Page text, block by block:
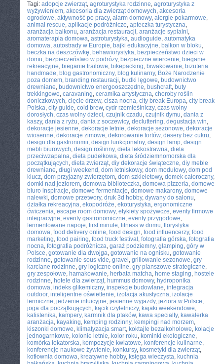
Tagi: adopcje zwierząt, agroturystyka rodzinne, agroturystyka z
wyżywieniem, akcesoria dla zwierząt domowych, akcesoria
ogrodowe, aktywność po pracy, alarm domowy, alergie pokarmowe,
animal rescue, aplikacje podróżnicze, apteczka turystyczna,
aranżacja balkonu, aranżacja restauracji, aranżacje sypialni,
aromaterapia domowa, astroturystyka, audioguide, automatyka
domowa, autostrady w Europie, bajki edukacyjne, balkon w bloku,
beczka na deszczówkę, behawiorystyka, bezpieczeństwo dzieci w
domu, bezpieczeństwo w podróży, bezpieczne wiercenie, bieganie
rekreacyjne, bieganie trailowe, bikepacking, biwakowanie, bizuteria
handmade, blog gastronomiczny, blog kulinarny, Boże Narodzenie
poza domem, branding restauracji, budki lęgowe, budownictwo
drewniane, budownictwo energooszczędne, bushcraft, buty
trekkingowe, caravaning, ceramika artystyczna, choroby roślin
doniczkowych, cięcie drzew, cisza nocna, city break Europa, city break
Polska, city guide, cold brew, cydr rzemieślniczy, czas wolny
dorosłych, czas wolny dzieci, czujnik czadu, czujnik dymu, dania z
kaszy, dania z ryżu, dania z soczewicy, decluttering, degustacja win,
dekoracje jesienne, dekoracje letnie, dekoracje sezonowe, dekoracje
wiosenne, dekoracje zimowe, dekorowanie tortów, desery bez cukru,
design dla gastronomii, design funkcjonalny, design lamp, design
mebli biurowych, design roślinny, dieta lekkostrawna, dieta
przeciwzapalna, dieta pudełkowa, dieta śródziemnomorska dla
początkujących, dieta zwierząt, diy dekoracje świąteczne, diy meble
drewniane, długi weekend , dom letniskowy, dom modułowy, dom pod
klucz, dom przyjazny zwierzętom, dom szkieletowy, domek całoroczny,
domki nad jeziorem, domowa biblioteczka, domowa pizzeria, domowe
biuro inspiracje, domowe fermentacje, domowe makarony, domowe
nalewki, domowe przetwory, druk 3d hobby, dywany do salonu,
działka rekreacyjna, ekopodróże, ekoturystyka, ergonomiczne
ćwiczenia, escape room domowy, etykiety spożywcze, eventy firmowe
integracyjne, eventy gastronomiczne, eventy przygodowe,
fermentowane napoje, first minute, fitness w domu, florystyka
domowa, food delivery online, food design, food influencerzy, food
marketing, food pairing, food truck festival , fotografia górska, fotografia
nocna, fotografia podróżnicza, garaż podziemny, glamping, góry w
Polsce, gotowanie dla dwojga, gotowanie na ognisku, gotowanie
rodzinne, gotowanie sous vide, gravel , grillowanie sezonowe, gry
karciane rodzinne, gry logiczne online, gry planszowe strategiczne,
gry zespołowe, hamakowanie, herbata matcha, home staging, hostele
rodzinne, hotele dla zwierząt, hummus domowy, hydroponika
domowa, indeks glikemiczny, inspekcje budowlane, integracja
outdoor, inteligentne oświetlenie, izolacja akustyczna, izolacje
termiczne, jedzenie intuicyjne, jesienne wyjazdy, jeziora w Polsce,
joga dla początkujących, kącik czytelniczy, kajaki weekendowe,
kalistenika, kampery, karmnik dla ptaków, kawa specialty, kawalerka
aranżacja, kayaking, kemping rodzinny, kempingi nad morzem,
kiszonki domowe, klimatyzacja smart, koktajle bezalkoholowe, kolacje
jednogarnkowe, kolonie letnie, kolor roku, kominki ekologiczne,
komórka lokatorska, kompozycje kwiatowe, konferencje kulinarne,
konferencje naukowe żywienie, konkursy, kosmetyki dla zwierząt,
kotłownia domowa, kreatywne hobby, księga wieczysta, kuchnia